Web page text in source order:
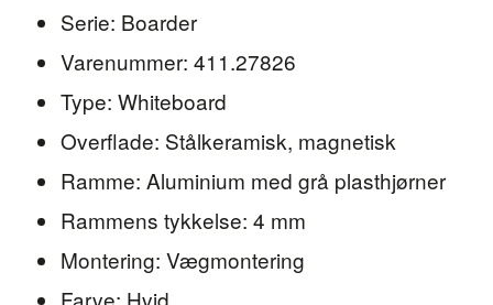
Serie: Boarder
Varenummer: 411.27826
Type: Whiteboard
Overflade: Stålkeramisk, magnetisk
Ramme: Aluminium med grå plasthjørner
Rammens tykkelse: 4 mm
Montering: Vægmontering
Farve: Hvid